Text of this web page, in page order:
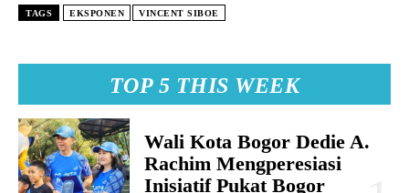
TOP 5 THIS WEEK
Wali Kota Bogor Dedie A.
Rachim Mengperesiasi
Inisiatif Pukat Bogor
TAGS EKSPONEN VINCENT SIBOE